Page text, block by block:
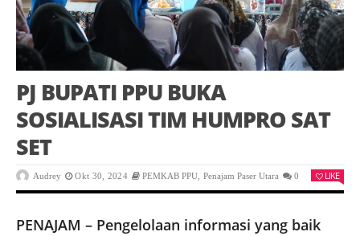
PJ BUPATI PPU BUKA
SOSIALISASI TIM HUMPRO SAT
SET
Audrey Okt 30, 2024 PEMKAB PPU Penajam Paser Utara 0 LIKE
PENAJAM – Pengelolaan informasi yang baik